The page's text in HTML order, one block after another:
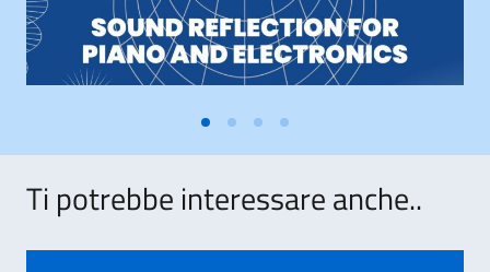
Ti potrebbe interessare anche..